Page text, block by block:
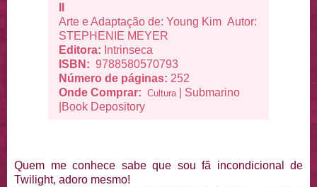
Arte e Adaptação de: Young Kim Autor:
STEPHENIE MEYER
Editora: Intrinseca
ISBN: 9788580570793
Número de páginas: 252
Onde Comprar:
Cultura
Submarino
Book Depository
Quem me conhece sabe que sou fã incondicional de
Twilight, adoro mesmo!